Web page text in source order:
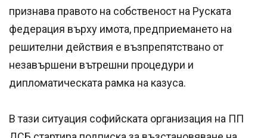
признава правото на собственост на Руската
федерация върху имота, предприемането на
решителни действия е възпрепятствано от
незавършени вътрешни процедури и
дипломатическата рамка на казуса.
В тази ситуация софийската организация на ПП